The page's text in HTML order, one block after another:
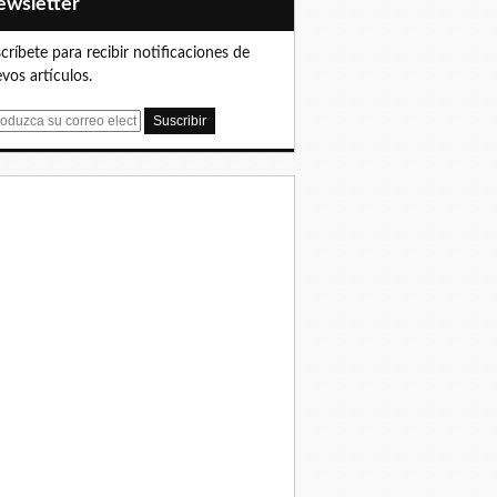
para recibir notificaciones de
artículos.